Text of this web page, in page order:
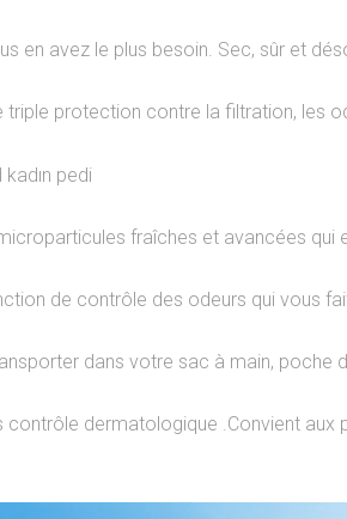
en avez le plus besoin. Sec, sûr et
triple protection contre la filtration, les
fraîches et avancées qui
de contrôle des odeurs qui vous
dans votre sac à main, poche
contrôle dermatologique .Convient aux